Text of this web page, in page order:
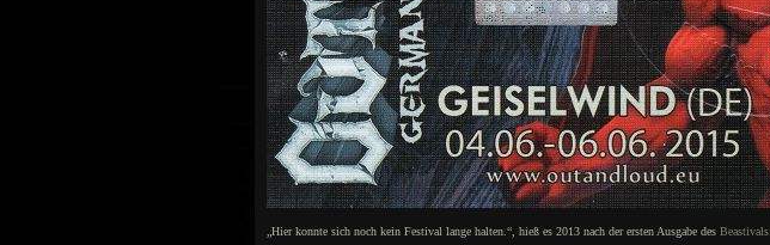
„Hier konnte sich noch kein Festival lange halten.“, hieß es 2013 nach der ersten Ausgabe des Beastivals